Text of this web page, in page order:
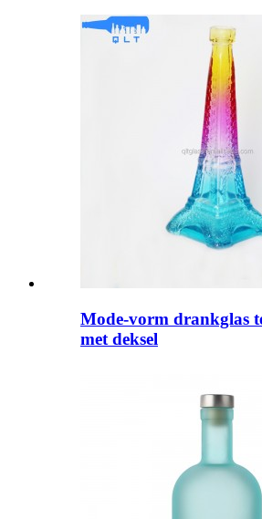
Mode-vorm drankglas
met deksel